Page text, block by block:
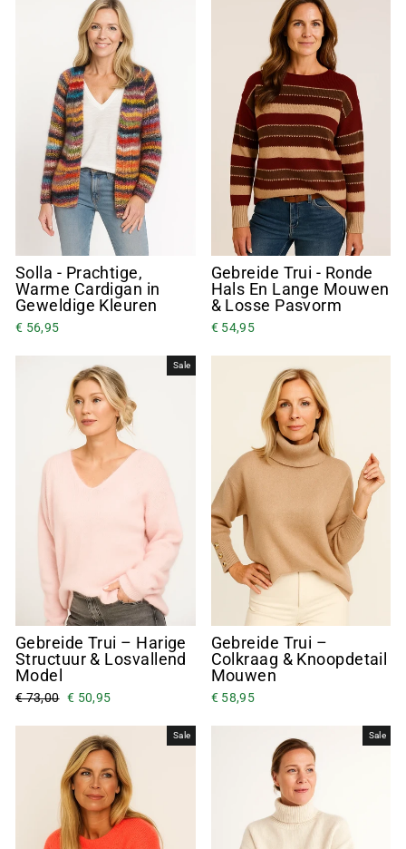
Solla - Prachtige,
Warme Cardigan in
Geweldige Kleuren
€ 56,95
Gebreide Trui - Ronde
Hals En Lange Mouwen
& Losse Pasvorm
€ 54,95
Sale
Gebreide Trui – Harige
Structuur & Losvallend
Model
€ 73,00 € 50,95
Gebreide Trui –
Colkraag & Knoopdetail
Mouwen
€ 58,95
Sale Sale